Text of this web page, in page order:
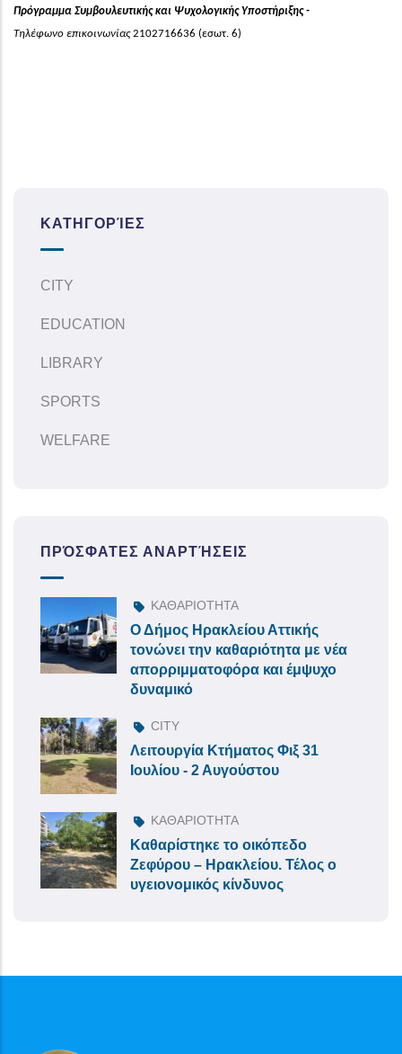
Πρόγραμμα Συμβουλευτικής και Ψυχολογικής Υποστήριξης -
Τηλέφωνο επικοινωνίας2102716636 (εσωτ. 6)
ΚΑΤΗΓΟΡΊΕΣ
CITY
EDUCATION
LIBRARY
SPORTS
WELFARE
ΠΡΌΣΦΑΤΕΣ ΑΝΑΡΤΉΣΕΙΣ
ΚΑΘΑΡΙΟΤΗΤΑ
Ο Δήμος Ηρακλείου Αττικής
τονώνει την καθαριότητα με νέα
απορριμματοφόρα και έμψυχο
δυναμικό
CITY
Λειτουργία Κτήματος Φιξ 31
Ιουλίου - 2 Αυγούστου
ΚΑΘΑΡΙΟΤΗΤΑ
Καθαρίστηκε το οικόπεδο
Ζεφύρου – Ηρακλείου. Τέλος ο
υγειονομικός κίνδυνος